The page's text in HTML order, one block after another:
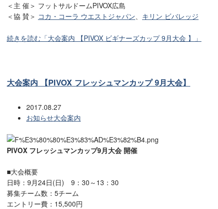
＜主 催＞ フットサルドームPIVOX広島
＜協 賛＞ コカ・コーラ ウエストジャパン、 キリン ビバレッジ
続きを読む「大会案内 【PIVOX ビギナーズカップ 9月大会 】」
大会案内 【PIVOX フレッシュマンカップ 9月大会】
2017.08.27
お知らせ大会案内
PIVOX フレッシュマンカップ9月大会 開催
■大会概要
日時：9月24日(日) 9：30～13：30
募集チーム数：5チーム
エントリー費：15,500円